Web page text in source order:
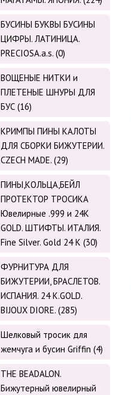
БУСИНЫ БУКВЫ БУСИНЫ
ЦИФРЫ. ЛАТИНИЦА.
PRECIOSA.a.s. (0)
ВОЩЕНЫЕ НИТКИ и
ПЛЕТЕНЫЕ ШНУРЫ ДЛЯ
БУС (16)
КРИМПЫ ПИНЫ КАЛОТЫ
ДЛЯ СБОРКИ БИЖУТЕРИИ.
CZECH MADE. (29)
ПИНЫ,КОЛЬЦА,БЕЙЛ
ПРОТЕКТОР ТРОСИКА
Ювелирные .999 и 24К
GOLD. ШТИФТЫ. ИТАЛИЯ.
Fine Silver. Gold 24 K (30)
ФУРНИТУРА ДЛЯ
БИЖУТЕРИИ, БРАСЛЕТОВ.
ИСПАНИЯ. 24 K.GOLD.
BIJOUX DIORE. (285)
Шелковый тросик для
жемчуга и бусин Griffin (4)
THE BEADALON.
Бижутерный ювелирный